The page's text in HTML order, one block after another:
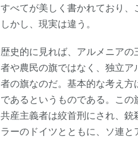
すべてが美しく書かれており、
しかし、現実は違う。
歴史的に見れば、アルメニア
者や農民の旗ではなく、独立
者の旗なのだ。基本的な考え
であるというものである。こ
共産主義者は絞首刑にされ、
ラーのドイツとともに、ソ連と